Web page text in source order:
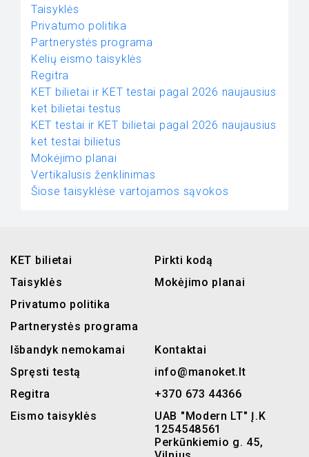
Taisyklės
Privatumo politika
Partnerystės programa
Kelių eismo taisyklės
Regitra
KET bilietai ir KET testai pagal 2026 naujausius
ket bilietai testus
KET testai ir KET bilietai pagal 2026 naujausius
ket testai bilietus
Mokėjimo planai
Vertikalusis ženklinimas
Šiose taisyklėse vartojamos sąvokos
KET bilietai
Taisyklės
Privatumo politika
Partnerystės programa
Pirkti kodą
Mokėjimo planai
Išbandyk nemokamai
Spręsti testą
Regitra
Eismo taisyklės
Kontaktai
info@manoket.lt
+370 673 44366
UAB "Modern LT" Į.K
1254548561
Perkūnkiemio g. 45,